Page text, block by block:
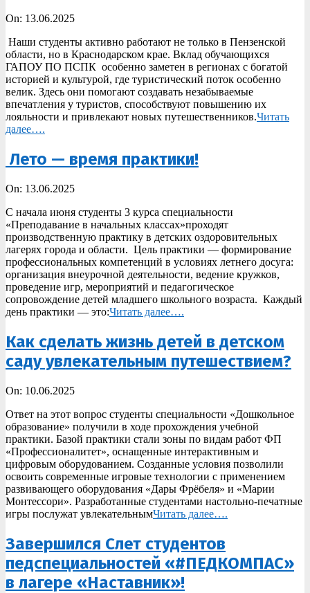
2025-
13
On: 13.06.2025
Наши студенты активно работают не только в Пензенской
области, но в Краснодарском крае. Вклад обучающихся
ГАПОУ ПО ПСПК особенно заметен в регионах с богатой
историей и культурой, где туристический поток особенно
велик. Здесь они помогают создавать незабываемые
впечатления у туристов, способствуют повышению их
лояльности и привлекают новых путешественников.Читать
далее….
Лето — время практики!
2025-
13
On: 13.06.2025
С начала июня студенты 3 курса специальности
«Преподавание в начальных классах»проходят
производственную практику в детских оздоровительных
лагерях города и области. Цель практики — формирование
профессиональных компетенций в условиях летнего досуга:
организация внеурочной деятельности, ведение кружков,
проведение игр, мероприятий и педагогическое
сопровождение детей младшего школьного возраста. Каждый
день практики — это:Читать далее….
Как сделать жизнь детей в детском
саду увлекательным путешествием?
2025-
10
On: 10.06.2025
Ответ на этот вопрос студенты специальности «Дошкольное
образование» получили в ходе прохождения учебной
практики. Базой практики стали зоны по видам работ ФП
«Профессионалитет», оснащенные интерактивным и
цифровым оборудованием. Созданные условия позволили
освоить современные игровые технологии с применением
развивающего оборудования «Дары Фрёбеля» и «Марии
Монтессори». Разработанные студентами настольно-печатные
игры послужат увлекательнымЧитать далее….
Завершился Слет студентов
педспециальностей «#ПЕДКОМПАС»
в лагере «Наставник»!